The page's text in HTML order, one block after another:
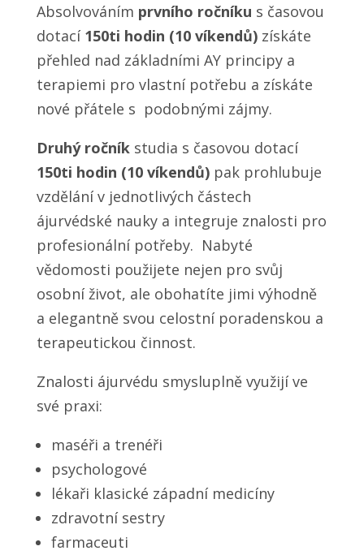
Absolvováním prvního ročníku s časovou
dotací 150ti hodin (10 víkendů)získáte
přehled nad základními AY principy a
terapiemi pro vlastní potřebu a získáte
nové přátele s podobnými zájmy.
Druhý ročníkstudia s časovou dotací
150ti hodin (10 víkendů)pak prohlubuje
vzdělání v jednotlivých částech
ájurvédské nauky a integruje znalosti pro
profesionální potřeby. Nabyté
vědomosti použijete nejen pro svůj
osobní život, ale obohatíte jimi výhodně
a elegantně svou celostní poradenskou a
terapeutickou činnost.
Znalosti ájurvédu smysluplně využijí ve
své praxi:
maséři a trenéři
psychologové
lékaři klasické západní medicíny
zdravotní sestry
farmaceuti